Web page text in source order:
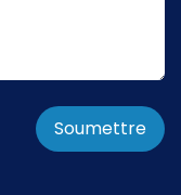
Soumettre​​